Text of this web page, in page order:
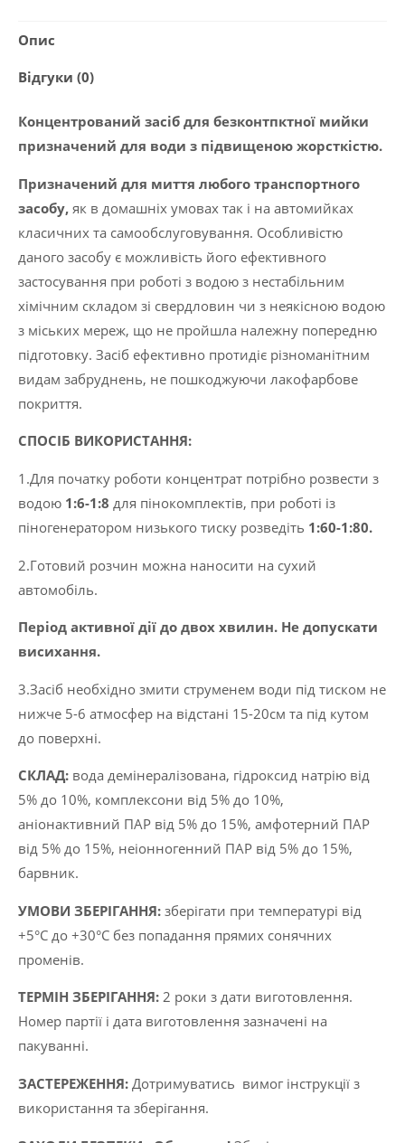
2020
Foam
44",
22
кількість
Опис
Відгуки (0)
Концентрований засіб для безконтпктної мийки
призначений для води з підвищеною жорсткістю.
Призначений для миття любого транспортного
засобу, як в домашніх умовах так і на автомийках
класичних та самообслуговування. Особливістю
даного засобу є можливість його ефективного
застосування при роботі з водою з нестабільним
хімічним складом зі свердловин чи з неякісною водою
з міських мереж, що не пройшла належну попередню
підготовку. Засіб ефективно протидіє різноманітним
видам забруднень, не пошкоджуючи лакофарбове
покриття.
СПОСІБ ВИКОРИСТАННЯ:
1.Для початку роботи концентрат потрібно розвести з
водою 1:6-1:8 для пінокомплектів, при роботі із
піногенератором низького тиску розведіть 1:60-1:80.
2.Готовий розчин можна наносити на сухий
автомобіль.
Період активної дії до двох хвилин. Не допускати
висихання.
3.Засіб необхідно змити струменем води під тиском не
нижче 5-6 атмосфер на відстані 15-20см та під кутом
до поверхні.
CКЛАД: вода демінералізована, гідроксид натрію від
5% до 10%, комплексони від 5% до 10%,
аніонактивний ПАР від 5% до 15%, амфотерний ПАР
від 5% до 15%, неіонногенний ПАР від 5% до 15%,
барвник.
УМОВИ ЗБЕРІГАННЯ: зберігати при температурі від
+5°C до +30°C без попадання прямих сонячних
променів.
ТЕРМІН ЗБЕРІГАННЯ: 2 роки з дати виготовлення.
Номер партії і дата виготовлення зазначені на
пакуванні.
ЗАСТЕРЕЖЕННЯ: Дотримуватись вимог інструкції з
використання та зберігання.